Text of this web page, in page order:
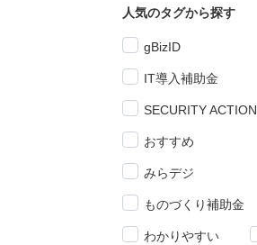
人気のタグから探す
gBizID
IT導入補助金
SECURITY ACTION
おすすめ
みらデジ
ものづくり補助金
わかりやすい